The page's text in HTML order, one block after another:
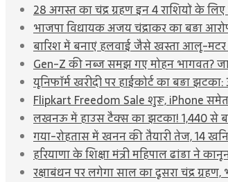
28 अगस्त का चंद्र ग्रहण इन 4 राशियों के लिए
भाजपा विधायक अजय चंद्राकर का बड़ा
बारिश में बनाएं हलवाई जैसे खस्ता आलू-मटर
Gen-Z की नब्ज समझ गए मोहन भागवत?
यूनिफॉर्म खरीदी पर हाईकोर्ट का बड़ा
Flipkart Freedom Sale शुरू, iPhone
लखनऊ में हाउस टैक्स का झटका! 1,440 से
गया-रोहतास में खनन की तैयारी तेज, 14
हरियाणा के शिक्षा मंत्री महिपाल ढांडा ने
रक्षाबंधन पर लगेगा साल का दूसरा चंद्र ग्रहण,